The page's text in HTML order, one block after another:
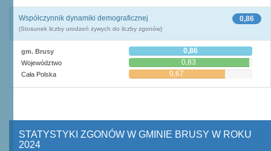
0,86
Współczynnik dynamiki demograficznej
(Stosunek liczby urodzeń żywych do liczby zgonów)
gm. Brusy 0,86
Województwo 0,83
Cała Polska 0,67
STATYSTYKI ZGONÓW W GMINIE BRUSY W ROKU
2024